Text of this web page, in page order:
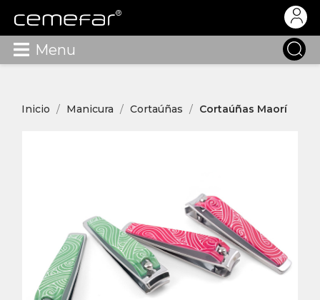
Menu
Inicio Manicura Cortaúñas Cortaúñas Maorí